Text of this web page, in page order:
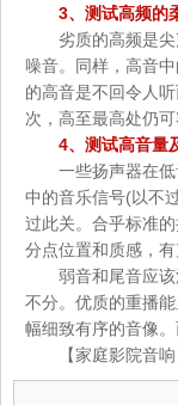
3、测试高频的
劣质的高频是
噪音。同样，高音
的高音是不回令人
次，高至最高处仍
4、测试高音量
一些扬声器在
中的音乐信号(以不
过此关。合乎标准
分点位置和质感，
弱音和尾音应
不分。优质的重播
幅细致有序的音像
【家庭影院音响